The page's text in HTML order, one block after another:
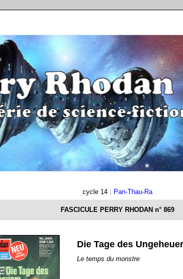
cycle 14 : Pan-Thau-Ra
FASCICULE PERRY RHODAN n° 869
Die Tage des
Le temps du monstre